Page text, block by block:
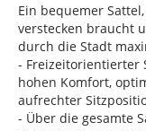
Ein bequemer
verstecken braucht
durch die Stadt
- Freizeitorientierter
hohen Komfort,
aufrechter
- Über die gesamte